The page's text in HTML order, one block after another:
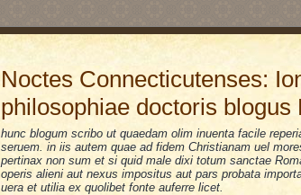
Noctes Connecticutenses:
philosophiae doctoris blogus
hunc blogum scribo ut quaedam olim inuenta facile
seruem. in iis autem quae ad fidem Christianam uel
pertinax non sum et si quid male dixi totum sanctae
operis alieni aut nexus impositus aut pars probata
uera et utilia ex quolibet fonte auferre licet.